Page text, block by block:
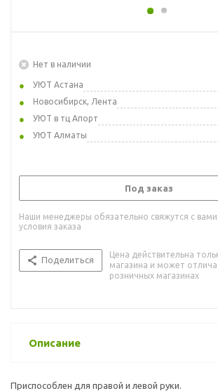
Нет в наличии
УЮТ Астана
Новосибирск, Лента
УЮТ в тц Апорт
УЮТ Алматы
Под заказ
Наши менеджеры обязательно свяжутся с вами
условия заказа
Поделиться
Цена действительна
магазина и может
розничных магазинах
Описание
Приспособлен для правой и левой руки.